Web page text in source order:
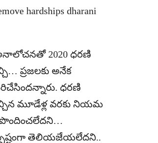
అనాలోచనతో 2020 ధరణి
ప్రజలకు అనేక
ధరణి
మూడేళ్ల వరకు నియమ
తెలియజేయలేదని..